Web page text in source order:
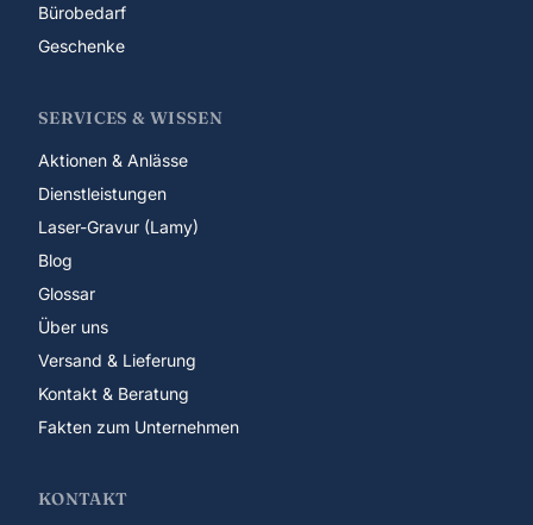
Bürobedarf
Geschenke
SERVICES & WISSEN
Aktionen & Anlässe
Dienstleistungen
Laser-Gravur (Lamy)
Blog
Glossar
Über uns
Versand & Lieferung
Kontakt & Beratung
Fakten zum Unternehmen
KONTAKT